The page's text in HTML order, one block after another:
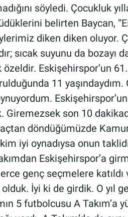
söyledi. Çocukluk
belirten Baycan,
diken diken oluyor.
sıcak suyunu da bozayı
Eskişehirspor’un 61.
11
son 10
döndüğümüzde
iyi oynadıysa onun
Eskişehirspor’a
genç seçmelere katıldı
İyi ki de girdik. O yıl
5 futbolcusu A Takım’a